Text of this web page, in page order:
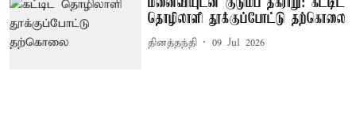
மனைவியுடன் குடும்ப தகராறு: கட்டிட
தொழிலாளி தூக்குப்போட்டு தற்கொலை
தினத்தந்தி 09 Jul 2026